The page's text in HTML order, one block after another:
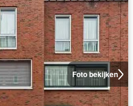
Foto bekijken